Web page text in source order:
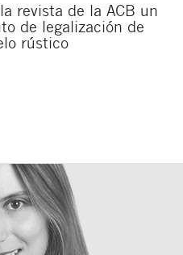
revista de la ACB un
de legalización de
rústico